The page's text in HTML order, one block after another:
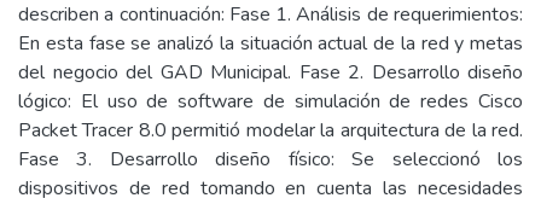
describen a continuación: Fase 1. Análisis de requerimientos:
En esta fase se analizó la situación actual de la red y metas
del negocio del GAD Municipal. Fase 2. Desarrollo diseño
lógico: El uso de software de simulación de redes Cisco
Packet Tracer 8.0 permitió modelar la arquitectura de la red.
Fase 3. Desarrollo diseño físico: Se seleccionó los
dispositivos de red tomando en cuenta las necesidades